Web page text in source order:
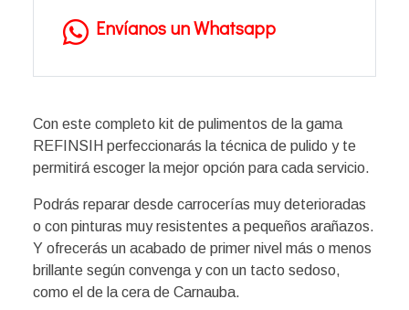
Envíanos un Whatsapp
Con este completo kit de pulimentos de la gama
REFINSIH perfeccionarás la técnica de pulido y te
permitirá escoger la mejor opción para cada servicio.
Podrás reparar desde carrocerías muy deterioradas
o con pinturas muy resistentes a pequeños arañazos.
Y ofrecerás un acabado de primer nivel más o menos
brillante según convenga y con un tacto sedoso,
como el de la cera de Carnauba.